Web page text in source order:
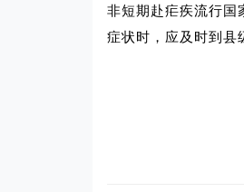
非短期赴疟疾流行国
症状时，应及时到县